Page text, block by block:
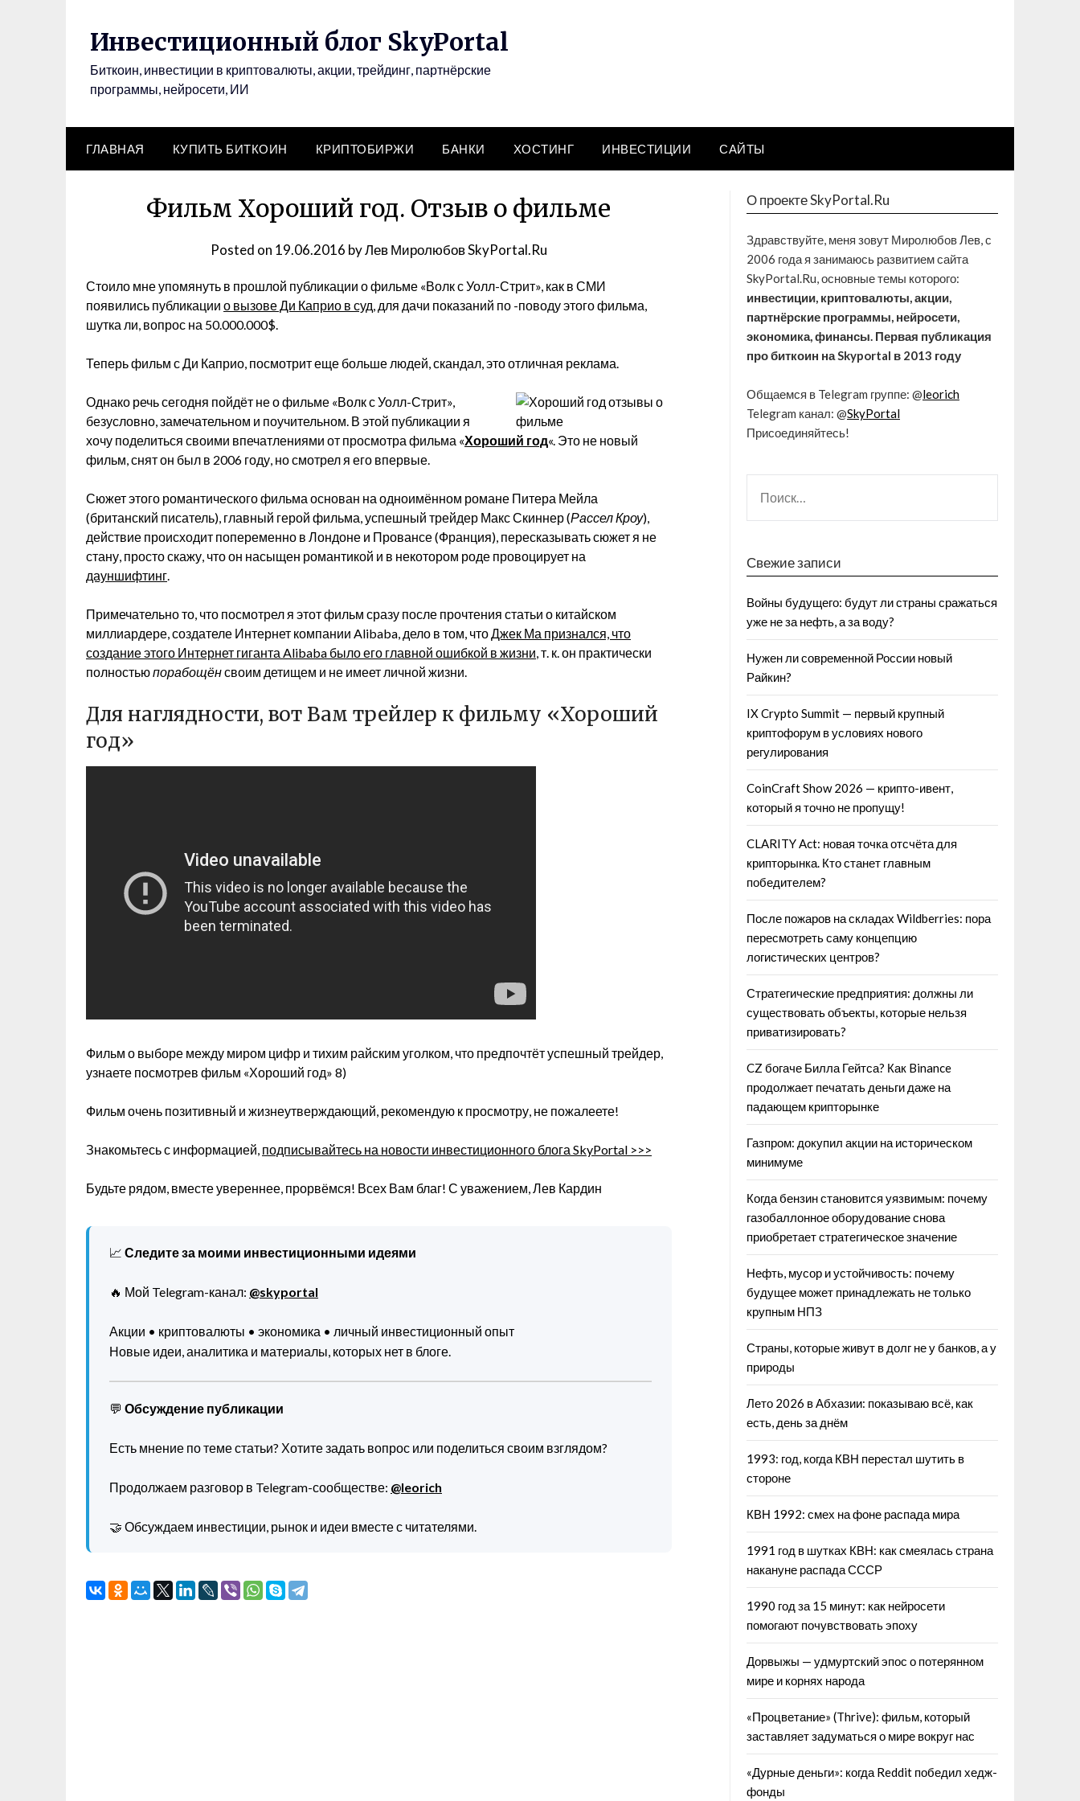
Инвестиционный блог SkyPortal
Биткоин, инвестиции в криптовалюты, акции, трейдинг, партнёрские
программы, нейросети, ИИ
ГЛАВНАЯ КУПИТЬ БИТКОИН КРИПТОБИРЖИ БАНКИ ХОСТИНГ ИНВЕСТИЦИИ САЙТЫ
Фильм Хороший год. Отзыв о фильме
Posted on 19.06.2016 byЛев Миролюбов SkyPortal.Ru
Стоило мне упомянуть в прошлой публикации о фильме «Волк с Уолл-Стрит», как в СМИ
появились публикации о вызове Ди Каприо в суд, для дачи показаний по -поводу этого фильма,
шутка ли, вопрос на 50.000.000$.
Теперь фильм с Ди Каприо, посмотрит еще больше людей, скандал, это отличная реклама.
Однако речь сегодня пойдёт не о фильме «Волк с Уолл-Стрит»,
безусловно, замечательном и поучительном. В этой публикации я
хочу поделиться своими впечатлениями от просмотра фильма «Хороший год«. Это не новый
фильм, снят он был в 2006 году, но смотрел я его впервые.
Сюжет этого романтического фильма основан на одноимённом романе Питера Мейла
(британский писатель), главный герой фильма, успешный трейдер Макс Скиннер (Рассел Кроу),
действие происходит попеременно в Лондоне и Провансе (Франция), пересказывать сюжет я не
стану, просто скажу, что он насыщен романтикой и в некотором роде провоцирует на
дауншифтинг.
Примечательно то, что посмотрел я этот фильм сразу после прочтения статьи о китайском
миллиардере, создателе Интернет компании Alibaba, дело в том, чтоДжек Ма признался, что
создание этого Интернет гиганта Alibaba было его главной ошибкой в жизни, т. к. он практически
полностьюпорабощёнсвоим детищем и не имеет личной жизни.
Для наглядности, вот Вам трейлер к фильму «Хороший
год»
Фильм о выборе между миром цифр и тихим райским уголком, что предпочтёт успешный трейдер,
узнаете посмотрев фильм «Хороший год» 8)
Фильм очень позитивный и жизнеутверждающий, рекомендую к просмотру, не пожалеете!
Знакомьтесь с информацией, подписывайтесь на новости инвестиционного блога SkyPortal >>>
Будьте рядом, вместе увереннее, прорвёмся! Всех Вам благ! С уважением, Лев Кардин
📈 Следите за моими инвестиционными идеями
🔥 Мой Telegram-канал: @skyportal
Акции • криптовалюты • экономика • личный инвестиционный опыт
Новые идеи, аналитика и материалы, которых нет в блоге.
💬 Обсуждение публикации
Есть мнение по теме статьи? Хотите задать вопрос или поделиться своим взглядом?
Продолжаем разговор в Telegram-сообществе: @leorich
🤝 Обсуждаем инвестиции, рынок и идеи вместе с читателями.
О проекте SkyPortal.Ru
Здравствуйте, меня зовут Миролюбов Лев, с
2006 года я занимаюсь развитием сайта
SkyPortal.Ru, основные темы которого:
инвестиции, криптовалюты, акции,
партнёрские программы, нейросети,
экономика, финансы. Первая публикация
про биткоин на Skyportal в 2013 году
Общаемся в Telegram группе: @leorich
Telegram канал: @SkyPortal
Присоединяйтесь!
Свежие записи
Войны будущего: будут ли страны сражаться
уже не за нефть, а за воду?
Нужен ли современной России новый
Райкин?
IX Crypto Summit — первый крупный
криптофорум в условиях нового
регулирования
CoinCraft Show 2026 — крипто-ивент,
который я точно не пропущу!
CLARITY Act: новая точка отсчёта для
крипторынка. Кто станет главным
победителем?
После пожаров на складах Wildberries: пора
пересмотреть саму концепцию
логистических центров?
Стратегические предприятия: должны ли
существовать объекты, которые нельзя
приватизировать?
CZ богаче Билла Гейтса? Как Binance
продолжает печатать деньги даже на
падающем крипторынке
Газпром: докупил акции на историческом
минимуме
Когда бензин становится уязвимым: почему
газобаллонное оборудование снова
приобретает стратегическое значение
Нефть, мусор и устойчивость: почему
будущее может принадлежать не только
крупным НПЗ
Страны, которые живут в долг не у банков, а у
природы
Лето 2026 в Абхазии: показываю всё, как
есть, день за днём
1993: год, когда КВН перестал шутить в
стороне
КВН 1992: смех на фоне распада мира
1991 год в шутках КВН: как смеялась страна
накануне распада СССР
1990 год за 15 минут: как нейросети
помогают почувствовать эпоху
Дорвыжы — удмуртский эпос о потерянном
мире и корнях народа
«Процветание» (Thrive): фильм, который
заставляет задуматься о мире вокруг нас
«Дурные деньги»: когда Reddit победил хедж-
фонды